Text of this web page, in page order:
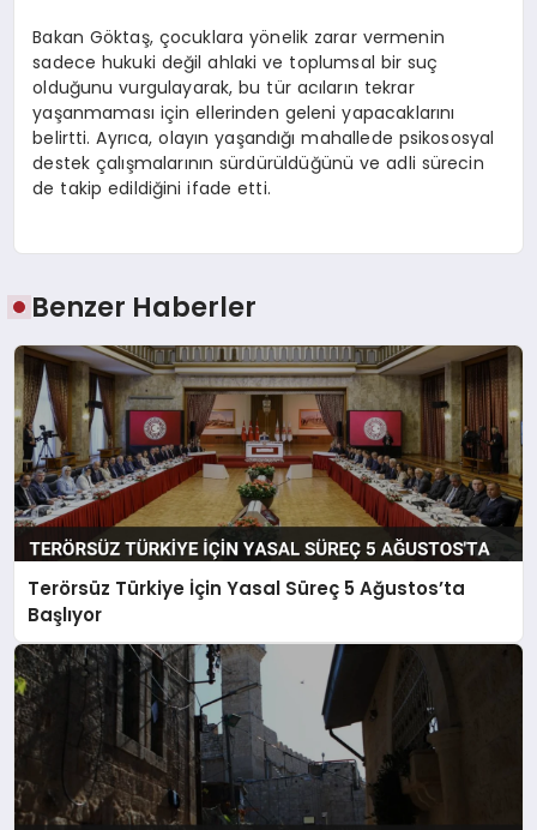
Bakan Göktaş, çocuklara yönelik zarar vermenin
sadece hukuki değil ahlaki ve toplumsal bir suç
olduğunu vurgulayarak, bu tür acıların tekrar
yaşanmaması için ellerinden geleni yapacaklarını
belirtti. Ayrıca, olayın yaşandığı mahallede psikososyal
destek çalışmalarının sürdürüldüğünü ve adli sürecin
de takip edildiğini ifade etti.
Benzer Haberler
Terörsüz Türkiye İçin Yasal Süreç 5 Ağustos’ta
Başlıyor